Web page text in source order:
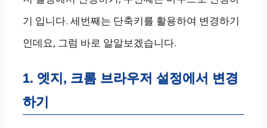
기 입니다. 세번째는 단축키를 활용하여 변경하기
인데요, 그럼 바로 알알보겠습니다.
1. 엣지, 크롬 브라우저 설정에서 변경
하기